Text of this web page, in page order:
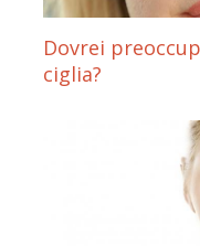
Dovrei
ciglia?